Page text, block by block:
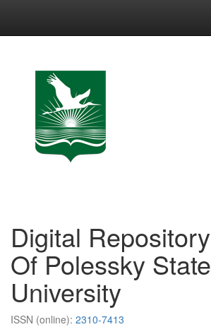
Digital Repository
Of Polessky State
University
ISSN (online): 2310-7413